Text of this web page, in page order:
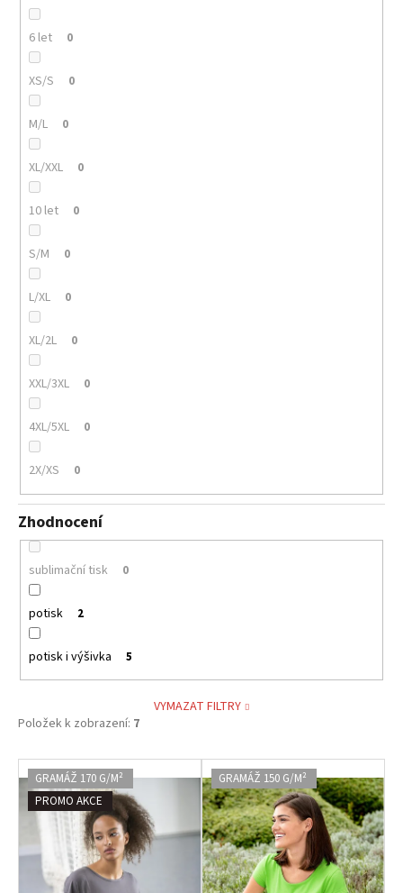
6 let 0
XS/S 0
M/L 0
XL/XXL 0
10 let 0
S/M 0
L/XL 0
XL/2L 0
XXL/3XL 0
4XL/5XL 0
2X/XS 0
Zhodnocení
sublimační tisk 0
potisk 2
potisk i výšivka 5
VYMAZAT FILTRY
Položek k zobrazení: 7
V
ý
p
i
s
GRAMÁŽ 170 G/M²
PROMO AKCE
GRAMÁŽ 150 G/M²